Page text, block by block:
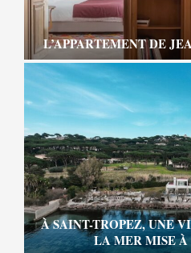
L’APPARTEMENT DE
À SAINT-TROPEZ, UNE
LA MER MISE